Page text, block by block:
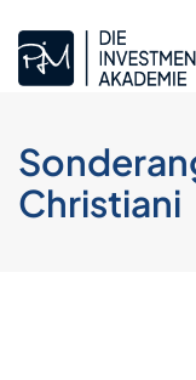
Christiani